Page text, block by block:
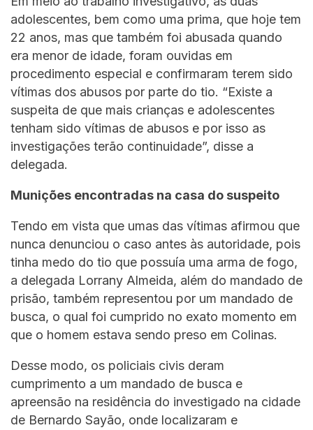
adolescentes, bem como uma prima, que hoje tem
22 anos, mas que também foi abusada quando
era menor de idade, foram ouvidas em
procedimento especial e confirmaram terem sido
vítimas dos abusos por parte do tio. “Existe a
suspeita de que mais crianças e adolescentes
tenham sido vítimas de abusos e por isso as
investigações terão continuidade”, disse a
delegada.
Munições encontradas na casa do suspeito
Tendo em vista que umas das vítimas afirmou que
nunca denunciou o caso antes às autoridade, pois
tinha medo do tio que possuía uma arma de fogo,
a delegada Lorrany Almeida, além do mandado de
prisão, também representou por um mandado de
busca, o qual foi cumprido no exato momento em
que o homem estava sendo preso em Colinas.
Desse modo, os policiais civis deram
cumprimento a um mandado de busca e
apreensão na residência do investigado na cidade
de Bernardo Sayão, onde localizaram e